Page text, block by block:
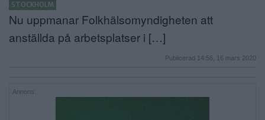
STOCKHOLM
Nu uppmanar Folkhälsomyndigheten att
anställda på arbetsplatser i […]
Publicerad 14:56, 16 mars 2020
Annons: